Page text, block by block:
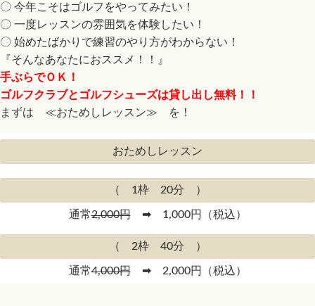
〇 今年こそはゴルフをやってみたい！
〇 一度レッスンの雰囲気を体験したい！
〇 始めたばかりで練習のやり方がわからない！
『そんなあなたにおススメ！！』
手ぶらでＯＫ！
ゴルフクラブとゴルフシューズは貸し出し無料！！
まずは ≪おためしレッスン≫ を！
おためしレッスン
（ 1枠 20分 ）
通常2,000円➡ 1,000円（税込）
（ 2枠 40分 ）
通常4,000円➡ 2,000円（税込）